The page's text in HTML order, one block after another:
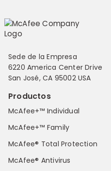
Sede de la Empresa
6220 America Center Drive
San José, CA 95002 USA
Productos
McAfee+™ Individual
McAfee+™ Family
McAfee® Total Protection
McAfee® Antivirus